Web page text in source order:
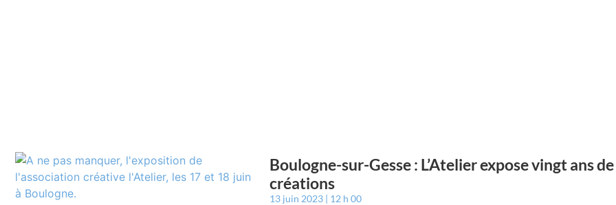
Boulogne-sur-Gesse : L’Atelier expose vingt ans de
créations
13 juin 2023 12 h 00